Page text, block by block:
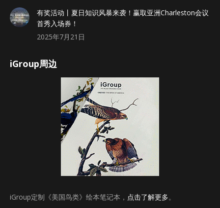
有奖活动丨夏日知识风暴来袭！赢取亚洲Charleston会议
首秀入场券！
2025年7月21日
iGroup周边
iGroup定制《美国鸟类》绘本笔记本， 点击了解更多。